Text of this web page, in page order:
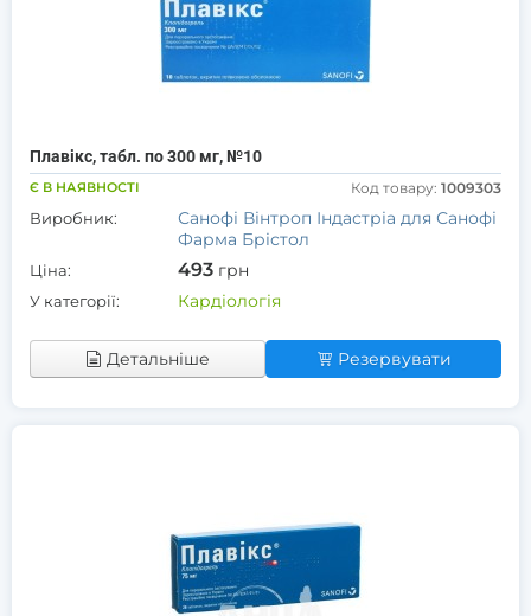
Плавікс, табл. по 300 мг, №10
Є В НАЯВНОСТІ Код товару: 1009303
Виробник:
Санофі Вінтроп Індастріа для Санофі
Фарма Брістол
Ціна: 493 грн
У категорії: Кардіологія
Детальніше Резервувати